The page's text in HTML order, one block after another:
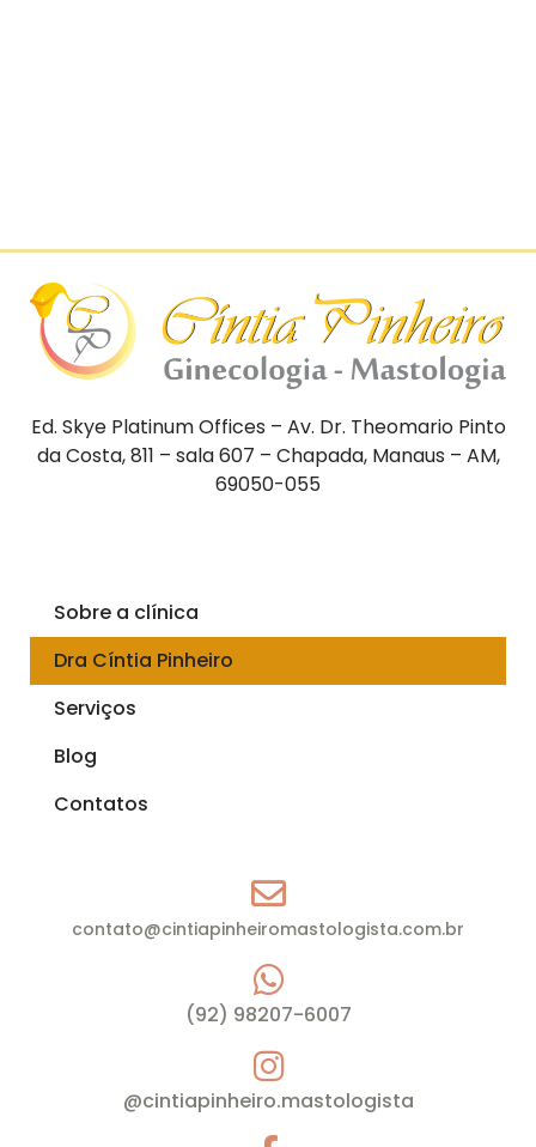
Ed. Skye Platinum Offices – Av. Dr. Theomario Pinto
da Costa, 811 – sala 607 – Chapada, Manaus – AM,
69050-055
Sobre a clínica
Dra Cíntia Pinheiro
Serviços
Blog
Contatos
contato@cintiapinheiromastologista.com.br
(92) 98207-6007
@cintiapinheiro.mastologista